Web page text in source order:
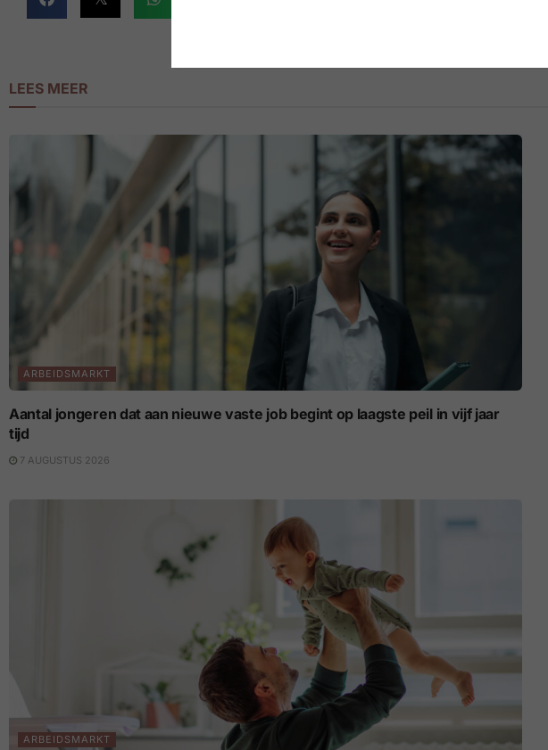
LEES MEER
ARBEIDSMARKT
Aantal jongeren dat aan nieuwe vaste job begint op laagste peil in vijf jaar
tijd
7 AUGUSTUS 2026
ARBEIDSMARKT